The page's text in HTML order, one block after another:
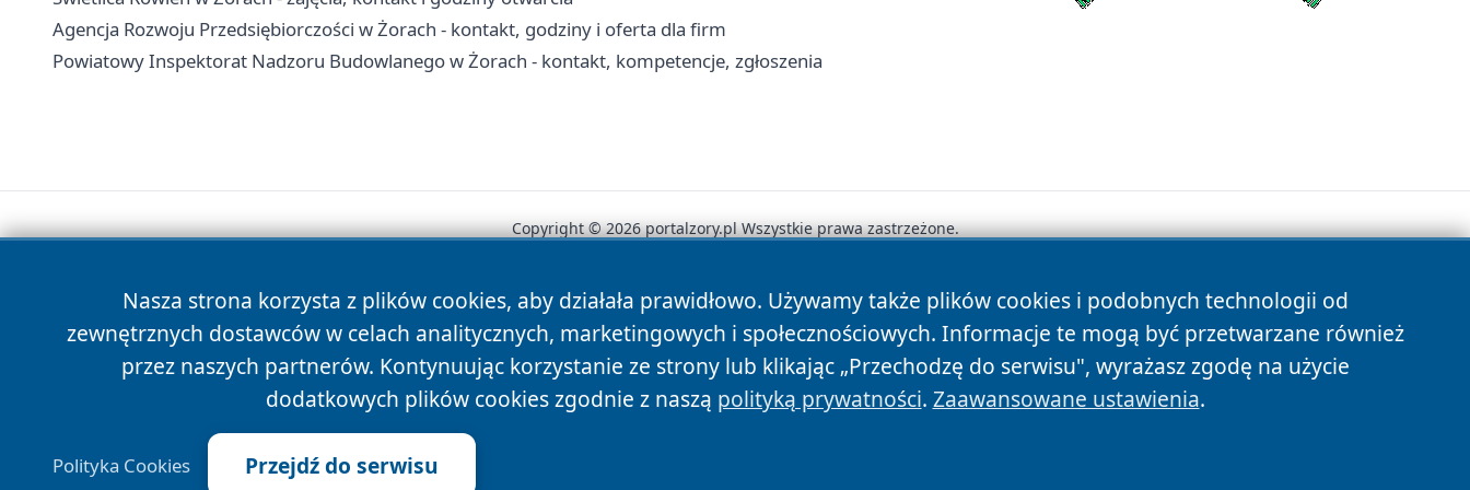
Agencja Rozwoju Przedsiębiorczości w Żorach - kontakt, godziny i oferta dla firm
Powiatowy Inspektorat Nadzoru Budowlanego w Żorach - kontakt, kompetencje, zgłoszenia
Nasza strona korzysta z plików cookies, aby działała prawidłowo. Używamy także plików cookies i podobnych technologii od
zewnętrznych dostawców w celach analitycznych, marketingowych i społecznościowych. Informacje te mogą być przetwarzane również
przez naszych partnerów. Kontynuując korzystanie ze strony lub klikając „Przechodzę do serwisu", wyrażasz zgodę na użycie
dodatkowych plików cookies zgodnie z naszą polityką prywatności. Zaawansowane ustawienia.
Polityka Cookies Przejdź do serwisu
Copyright © 2026 portalzory.pl Wszystkie prawa zastrzeżone.
News Autorzy Polityka Prywatności Polityka Cookies